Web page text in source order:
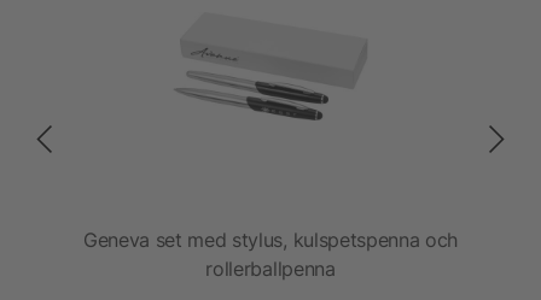
Geneva set med stylus, kulspetspenna och
rollerballpenna